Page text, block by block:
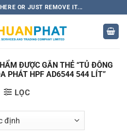
OR JUST REMOVE IT...
ĐƯỢC GẮN THẺ “TỦ ĐÔNG
PHÁT HPF AD6544 544 LÍT”
LỌC